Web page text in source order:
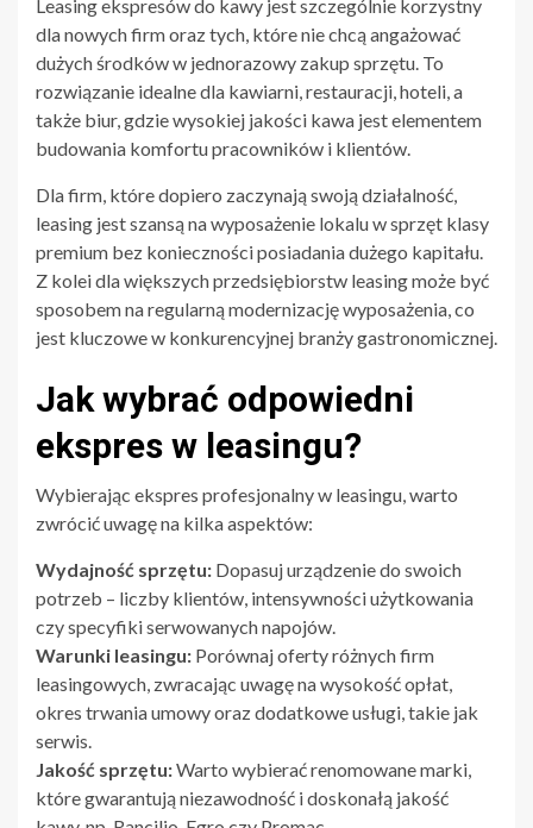
Leasing ekspresów do kawy jest szczególnie korzystny
dla nowych firm oraz tych, które nie chcą angażować
dużych środków w jednorazowy zakup sprzętu. To
rozwiązanie idealne dla kawiarni, restauracji, hoteli, a
także biur, gdzie wysokiej jakości kawa jest elementem
budowania komfortu pracowników i klientów.
Dla firm, które dopiero zaczynają swoją działalność,
leasing jest szansą na wyposażenie lokalu w sprzęt klasy
premium bez konieczności posiadania dużego kapitału.
Z kolei dla większych przedsiębiorstw leasing może być
sposobem na regularną modernizację wyposażenia, co
jest kluczowe w konkurencyjnej branży gastronomicznej.
Jak wybrać odpowiedni
ekspres w leasingu?
Wybierając ekspres profesjonalny w leasingu, warto
zwrócić uwagę na kilka aspektów:
Wydajność sprzętu: Dopasuj urządzenie do swoich
potrzeb – liczby klientów, intensywności użytkowania
czy specyfiki serwowanych napojów.
Warunki leasingu: Porównaj oferty różnych firm
leasingowych, zwracając uwagę na wysokość opłat,
okres trwania umowy oraz dodatkowe usługi, takie jak
serwis.
Jakość sprzętu:Warto wybierać renomowane marki,
które gwarantują niezawodność i doskonałą jakość